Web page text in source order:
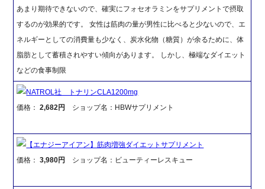
あまり期待できないので、確実にフォセオラミンをサプリメントで摂取
するのが効果的です。 女性は筋肉の量が男性に比べると少ないので、エ
ネルギーとしての消費量も少なく、炭水化物（糖質）が余るために、体
脂肪として蓄積されやすい傾向があります。 しかし、極端なダイエット
などの食事制限
NATROL社 トナリンCLA1200mg
価格：2,682円 ショップ名：HBWサプリメント
【エナジーアイアン】筋肉増強ダイエットサプリメント
価格：3,980円 ショップ名：ビューティーレスキュー